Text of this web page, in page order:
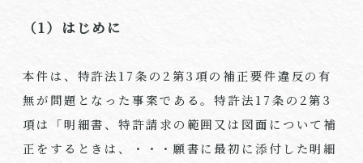
（1）はじめに
本件は、特許法17条の 2第3 項の補正要件違反の有
無が問題となった事案である。特許法17条の 2第3
項は「明細書、特許請求の範囲又は図面について補
正をするときは、・・・願書に最初に添付した明細